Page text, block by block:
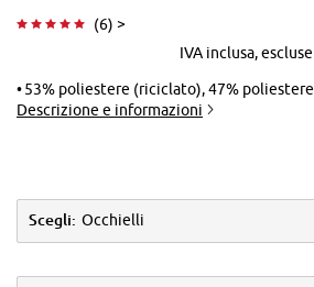
(6) >
IVA inclusa, escluse
53% poliestere (riciclato), 47% poliestere
Descrizione e informazioni
Scegli: Occhielli